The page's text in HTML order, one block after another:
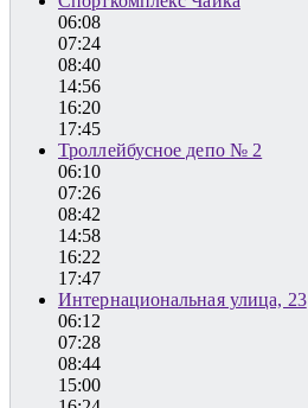
06:08
07:24
08:40
14:56
16:20
17:45
Троллейбусное депо № 2
06:10
07:26
08:42
14:58
16:22
17:47
Интернациональная улица, 23
06:12
07:28
08:44
15:00